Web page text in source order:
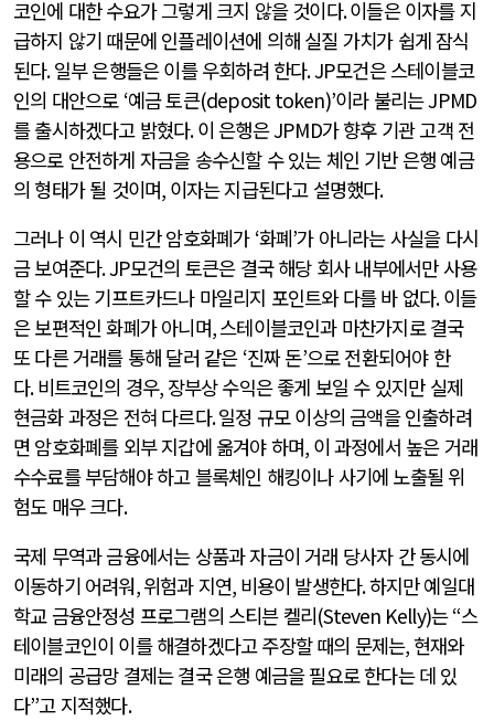
코인에 대한 수요가 그렇게 크지 않을 것이다.이들은 이자를 지
급하지 않기 때문에 인플레이션에 의해 실질 가치가 쉽게 잠식
된다.일부 은행들은 이를 우회하려 한다. JP모건은 스테이블코
인의 대안으로 ‘예금 토큰(deposit token)’이라 불리는JPMD
를 출시하겠다고 밝혔다.이 은행은JPMD가 향후 기관 고객 전
용으로 안전하게 자금을 송수신할 수 있는 체인 기반 은행 예금
의 형태가 될 것이며, 이자는 지급된다고 설명했다.
그러나 이 역시 민간 암호화폐가 ‘화폐’가 아니라는 사실을 다시
금 보여준다. JP모건의 토큰은 결국 해당 회사 내부에서만 사용
할 수 있는 기프트카드나 마일리지 포인트와 다를 바 없다.이들
은 보편적인 화폐가 아니며,스테이블코인과 마찬가지로 결국
또 다른 거래를 통해 달러 같은 ‘진짜 돈’으로 전환되어야 한
다.비트코인의 경우, 장부상 수익은 좋게 보일 수 있지만 실제
현금화 과정은 전혀 다르다.일정 규모 이상의 금액을 인출하려
면 암호화폐를 외부 지갑에 옮겨야 하며, 이 과정에서 높은 거래
수수료를 부담해야 하고 블록체인 해킹이나 사기에 노출될 위
험도 매우 크다.
국제 무역과 금융에서는 상품과 자금이 거래 당사자 간 동시에
이동하기 어려워,위험과 지연, 비용이 발생한다.하지만 예일대
학교 금융안정성 프로그램의 스티븐 켈리(Steven Kelly)는“스
테이블코인이 이를 해결하겠다고 주장할 때의 문제는, 현재와
미래의 공급망 결제는 결국 은행 예금을 필요로 한다는 데 있
다”고 지적했다.